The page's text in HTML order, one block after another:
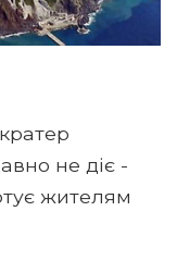
не діє -
жителям